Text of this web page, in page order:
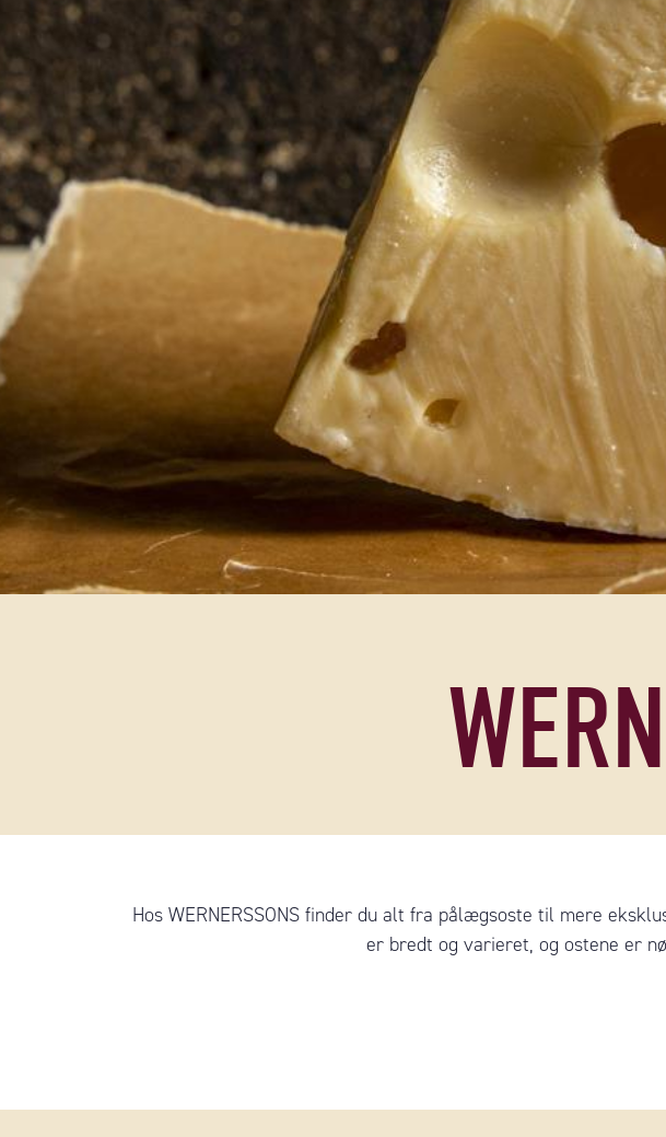
Hos WERNERSSONS finder du alt fra pålægsoste til mere
er bredt og varieret, og ostene er